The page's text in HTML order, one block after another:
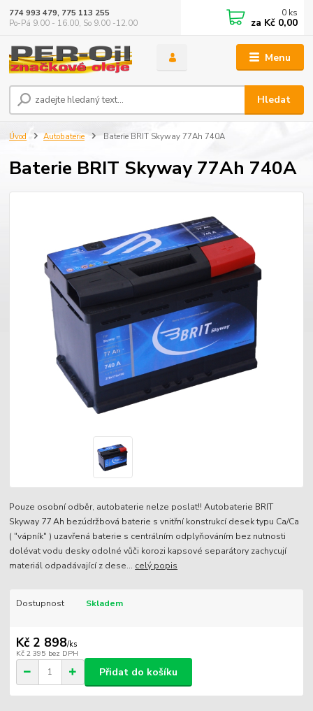
Menu
Hledat
774 993 479, 775 113 255
Po-Pá 9.00 - 16.00, So 9.00 -12.00
0 ks
za Kč 0,00
Úvod Autobaterie Baterie BRIT Skyway 77Ah 740A
Baterie BRIT Skyway 77Ah 740A
Pouze osobní odběr, autobaterie nelze poslat!! Autobaterie BRIT
Skyway 77 Ah bezúdržbová baterie s vnitřní konstrukcí desek typu Ca/Ca
( "vápník" ) uzavřená baterie s centrálním odplyňováním bez nutnosti
dolévat vodu desky odolné vůči korozi kapsové separátory zachycují
materiál odpadávající z dese... celý popis
Dostupnost Skladem
Kč 2 898/ks
Kč 2 395 bez DPH
Přidat do košíku